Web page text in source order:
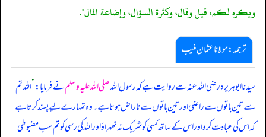
ويكره لكم، قيل وقال، وكثرة السؤال، وإضاعة المال".
ترجمہ:مولانا عثمان منیب
سیدنا ابوہریرہ رضی اللہ عنہ سے روایت ہے کہ رسول اللہصلی اللہ علیہ وسلمنے فرمایا:”اللہ تم
سے تین باتوں سے راضی اور تین باتوں سے ناراض ہوتا ہے۔ وہ تمہارے لیے پسند کرتا ہے
کہ اس کی عبادت کرو اور اس کے ساتھ کسی کو شریک نہ ٹھہراؤ اور اللہ کی رسی کو تم سب مضبوطی